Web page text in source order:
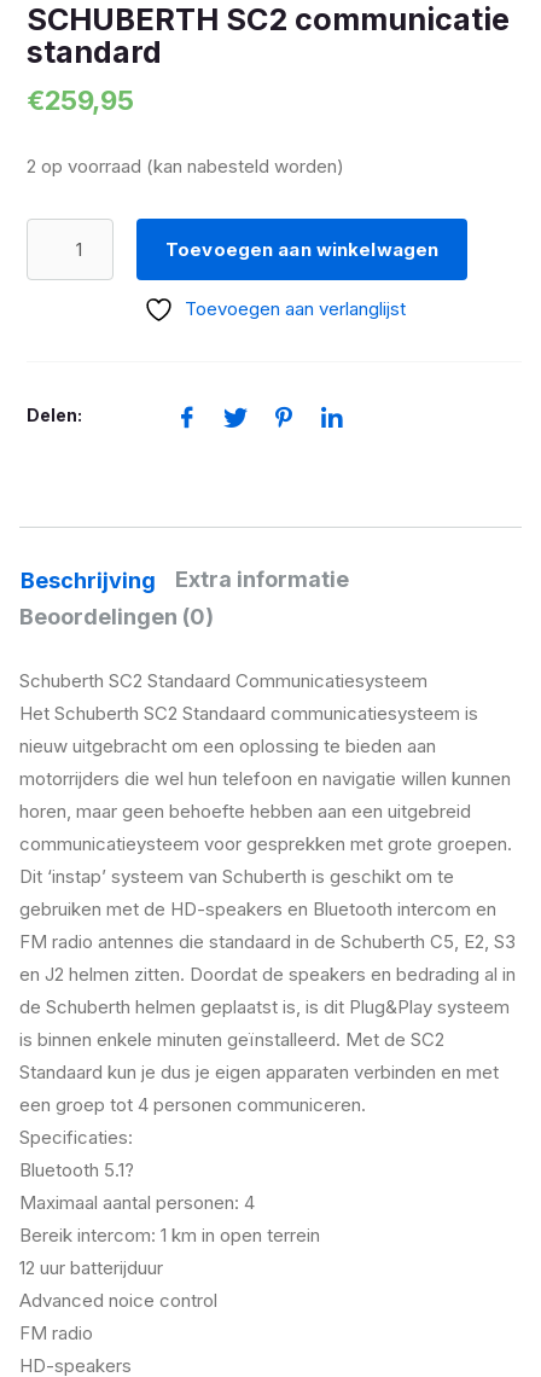
SCHUBERTH SC2 communicatie
standard
€259,95
2 op voorraad (kan nabesteld worden)
communicatie
Toevoegen aan winkelwagen
Toevoegen aan verlanglijst
Delen:
Beschrijving
Extra informatie
Beoordelingen (0)
Schuberth SC2 Standaard Communicatiesysteem
Het Schuberth SC2 Standaard communicatiesysteem is
nieuw uitgebracht om een oplossing te bieden aan
motorrijders die wel hun telefoon en navigatie willen kunnen
horen, maar geen behoefte hebben aan een uitgebreid
communicatieysteem voor gesprekken met grote groepen.
Dit ‘instap’ systeem van Schuberth is geschikt om te
gebruiken met de HD-speakers en Bluetooth intercom en
FM radio antennes die standaard in de Schuberth C5, E2, S3
en J2 helmen zitten. Doordat de speakers en bedrading al in
de Schuberth helmen geplaatst is, is dit Plug&Play systeem
is binnen enkele minuten geïnstalleerd. Met de SC2
Standaard kun je dus je eigen apparaten verbinden en met
een groep tot 4 personen communiceren.
Specificaties:
Bluetooth 5.1?
Maximaal aantal personen: 4
Bereik intercom: 1 km in open terrein
12 uur batterijduur
Advanced noice control
FM radio
HD-speakers